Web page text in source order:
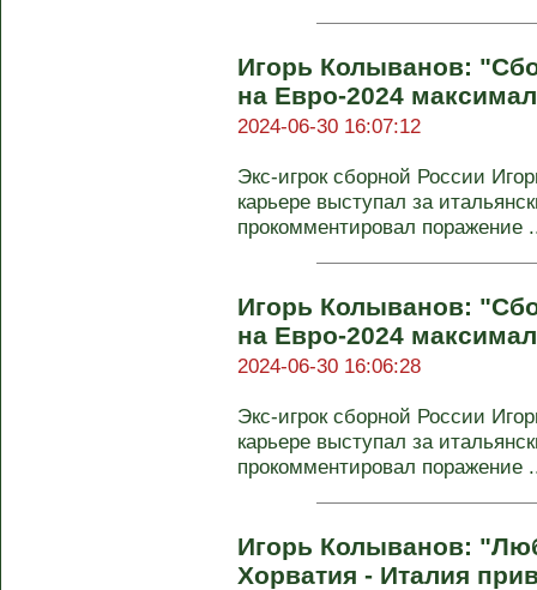
Игорь Колыванов:
на Евро-2024
2024-06-30 16:07:12
Экс-игрок сборной России
карьере выступал за
прокомментировал поражение
Игорь Колыванов:
на Евро-2024
2024-06-30 16:06:28
Экс-игрок сборной России
карьере выступал за
прокомментировал поражение
Игорь Колыванов:
Хорватия - Италия